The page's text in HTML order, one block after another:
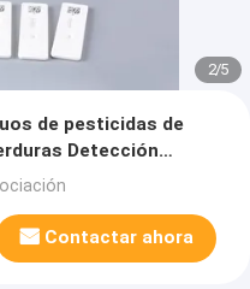
2/5
de pesticidas de
Detección
Contactar ahora